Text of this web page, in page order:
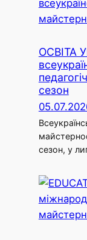
ОСВІТА
сезон
сезон, у